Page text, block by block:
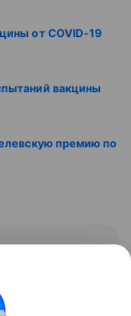
от COVID-19
вакцины
премию по